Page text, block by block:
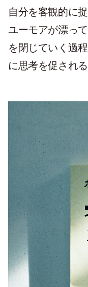
自分を客観的に
ユーモアが漂っ
を閉じていく過
に思考を促される